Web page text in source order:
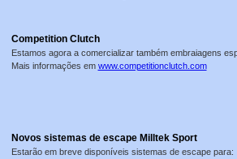
Competition Clutch
Estamos agora a comercializar também embraiagens
Mais informações em www.competitionclutch.com
Novos sistemas de escape Milltek Sport
Estarão em breve disponíveis sistemas de escape para: